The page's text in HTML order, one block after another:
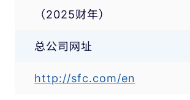
（2025财年）
总公司网址
http://sfc.com/en